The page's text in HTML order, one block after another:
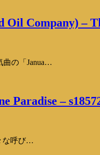
Company) –
曲の「Janua…
Paradise –
な呼び…